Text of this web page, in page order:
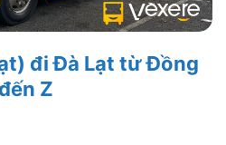
đi Đà Lạt từ Đồng
Z